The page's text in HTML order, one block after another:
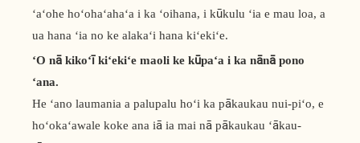
ʻaʻohe hoʻohaʻahaʻa i ka ʻoihana, i kūkulu ʻia e mau loa, a
ua hana ʻia no ke alakaʻi hana kiʻekiʻe.
ʻO nā kikoʻī kiʻekiʻe maoli ke kūpaʻa i ka nānā pono
ʻana.
He ʻano laumania a palupalu hoʻi ka pākaukau nui-piʻo, e
hoʻokaʻawale koke ana iā ia mai nā pākaukau ʻākau-